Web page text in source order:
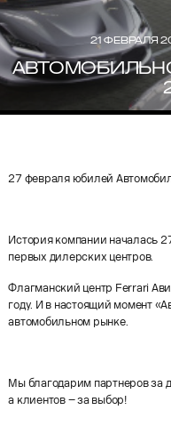
21 февраля
27 февраля юбилей
История компании началась
первых дилерских центров.
Флагманский центр Ferrari
году. И в настоящий момент
автомобильном рынке.
Мы благодарим партнеров за
а клиентов – за выбор!